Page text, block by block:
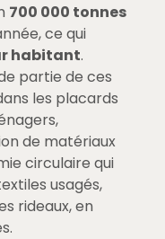
700 000 tonnes
ce qui
habitant.
partie de ces
les placards
de matériaux
circulaire qui
usagés,
rideaux, en